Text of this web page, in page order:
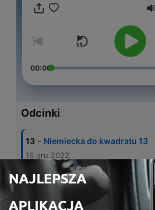
00:00
Odcinki
13 - Niemiecka do kwadratu 13
16 gru 2022
12 - Niemiecka do kwadratu 12